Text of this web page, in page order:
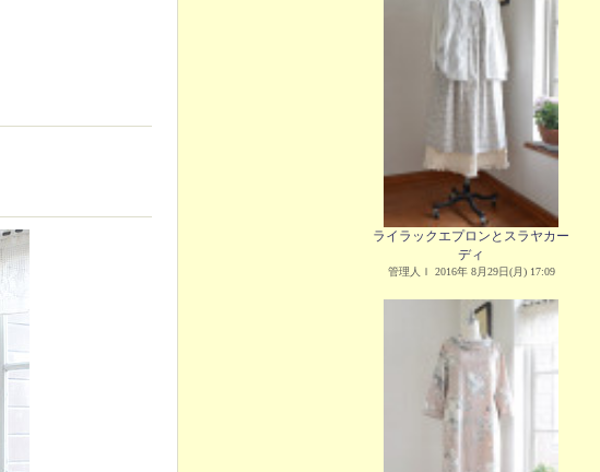
ライラックエプロンとスラヤカー
ディ
管理人Ｉ 2016年 8月29日(月) 17:09